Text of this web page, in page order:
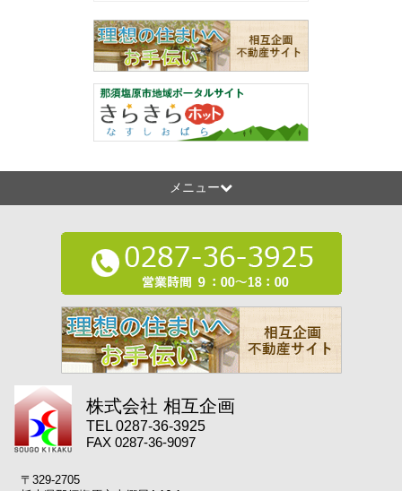
メニュー
株式会社 相互企画
TEL 0287-36-3925
FAX 0287-36-9097
〒329-2705